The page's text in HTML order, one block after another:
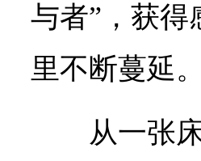
与者”，获得
里不断蔓延。
从一张